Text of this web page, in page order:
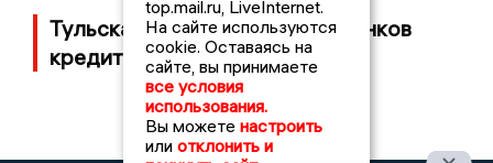
Тульская область возьмет у банков
кредит еще на 2 млрд рублей
top.mail.ru, LiveInternet.
На сайте используются
cookie. Оставаясь на
сайте, вы принимаете
все условия
использования.
Вы можете настроить
или отклонить и